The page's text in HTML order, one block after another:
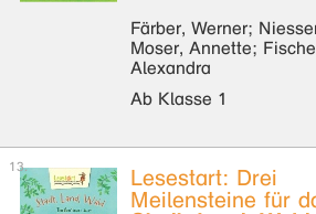
Färber, Werner;
Moser, Annette;
Alexandra
Ab Klasse 1
Lesestart: Drei
Meilensteine für